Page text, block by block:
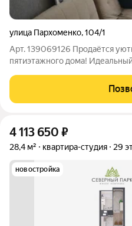
улица Пархоменко,104/1
Арт. 139069126 Продаётся
пятиэтажного дома!
Аптеки; Школы; Детские сады.
остановка общественного
4 113 650 ₽
28,4 м² квартира-студия 29
новостройка